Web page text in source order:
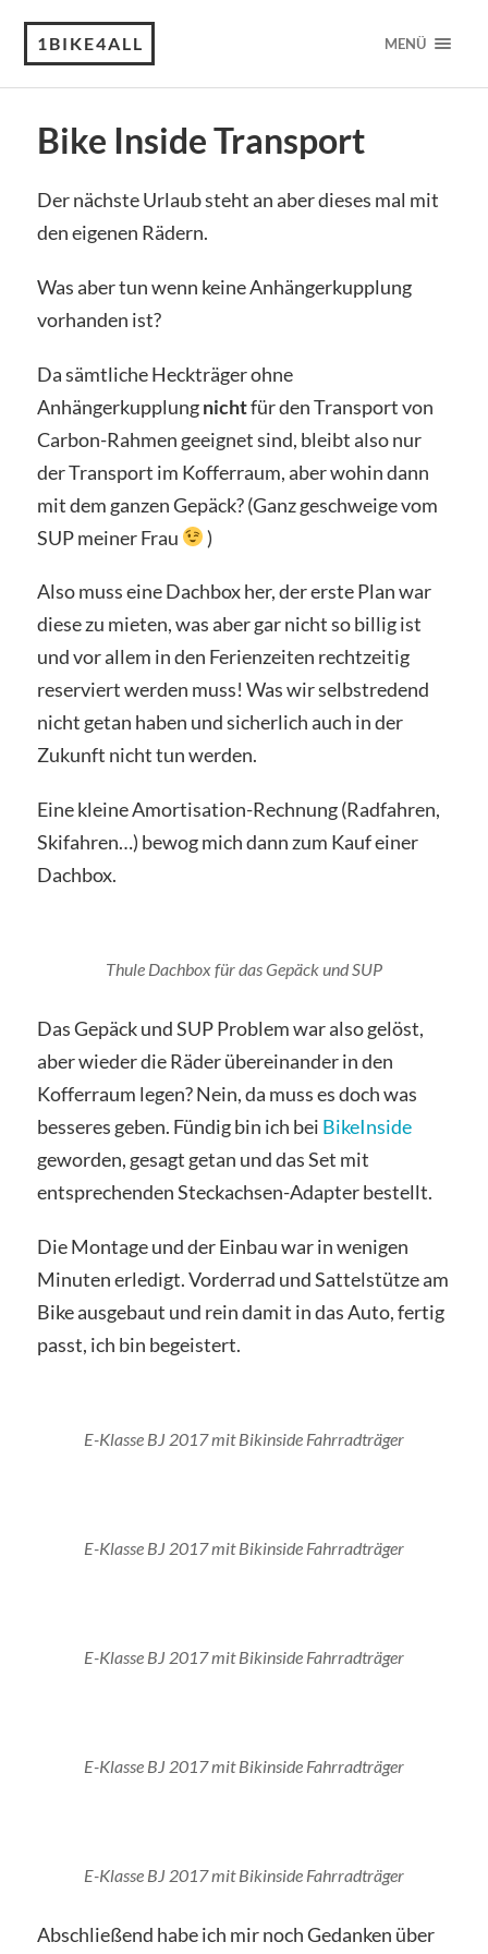
1BIKE4ALL MENÜ
Bike Inside Transport
Der nächste Urlaub steht an aber dieses mal mit
den eigenen Rädern.
Was aber tun wenn keine Anhängerkupplung
vorhanden ist?
Da sämtliche Heckträger ohne
Anhängerkupplungnichtfür den Transport von
Carbon-Rahmen geeignet sind, bleibt also nur
der Transport im Kofferraum, aber wohin dann
mit dem ganzen Gepäck? (Ganz geschweige vom
SUP meiner Frau
)
Also muss eine Dachbox her, der erste Plan war
diese zu mieten, was aber gar nicht so billig ist
und vor allem in den Ferienzeiten rechtzeitig
reserviert werden muss! Was wir selbstredend
nicht getan haben und sicherlich auch in der
Zukunft nicht tun werden.
Eine kleine Amortisation-Rechnung (Radfahren,
Skifahren…) bewog mich dann zum Kauf einer
Dachbox.
Thule Dachbox für das Gepäck und SUP
Das Gepäck und SUP Problem war also gelöst,
aber wieder die Räder übereinander in den
Kofferraum legen? Nein, da muss es doch was
besseres geben. Fündig bin ich bei BikeInside
geworden, gesagt getan und das Set mit
entsprechenden Steckachsen-Adapter bestellt.
Die Montage und der Einbau war in wenigen
Minuten erledigt. Vorderrad und Sattelstütze am
Bike ausgebaut und rein damit in das Auto, fertig
passt, ich bin begeistert.
E-Klasse BJ 2017 mit Bikinside Fahrradträger
E-Klasse BJ 2017 mit Bikinside Fahrradträger
E-Klasse BJ 2017 mit Bikinside Fahrradträger
E-Klasse BJ 2017 mit Bikinside Fahrradträger
E-Klasse BJ 2017 mit Bikinside Fahrradträger
Abschließend habe ich mir noch Gedanken über